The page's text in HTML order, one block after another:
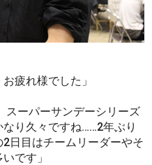
疲れ様でした」
スーパーサンデーシリーズ
り久々ですね……2年ぶり
日目はチームリーダーやそ
です」